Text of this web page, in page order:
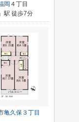
岡 ４丁目
駅 徒歩7分
亀久保３丁目